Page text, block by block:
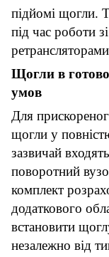
підйомі щогли.
під час роботи
Щогли в
умов
Для
щогли у
зазвичай
поворотний
комплект
додаткового
встановити
незалежно від